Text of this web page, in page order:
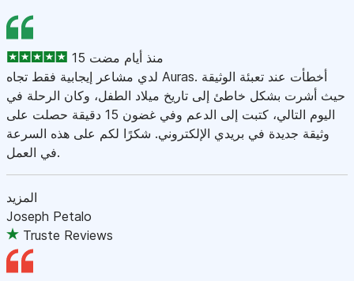
15 منذ أيام مضت
لدي مشاعر إيجابية فقط تجاه Auras. أخطأت عند تعبئة الوثيقة
حيث أشرت بشكل خاطئ إلى تاريخ ميلاد الطفل، وكان الرحلة في
اليوم التالي، كتبت إلى الدعم وفي غضون 15 دقيقة حصلت على
وثيقة جديدة في بريدي الإلكتروني. شكرًا لكم على هذه السرعة
في العمل.
المزيد
Joseph Petalo
Truste Reviews